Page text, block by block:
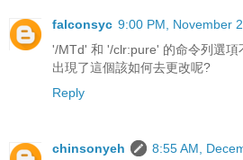
falconsyc 9:00 PM, November
'/MTd' 和 '/clr:pure' 的命令列選項
出現了這個該如何去更改呢?
Reply
chinsonyeh
8:55 AM,